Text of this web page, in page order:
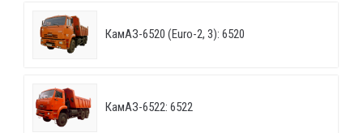
КамАЗ-6520 (Euro-2, 3): 6520
КамАЗ-6522: 6522